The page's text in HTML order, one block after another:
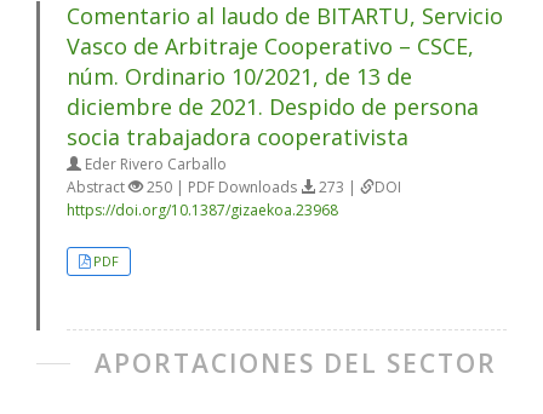
Comentario al laudo de BITARTU, Servicio
Vasco de Arbitraje Cooperativo – CSCE,
núm. Ordinario 10/2021, de 13 de
diciembre de 2021. Despido de persona
socia trabajadora cooperativista
Eder Rivero Carballo
Abstract
250 | PDF Downloads 273 |
DOI
https://doi.org/10.1387/gizaekoa.23968
PDF
APORTACIONES DEL SECTOR